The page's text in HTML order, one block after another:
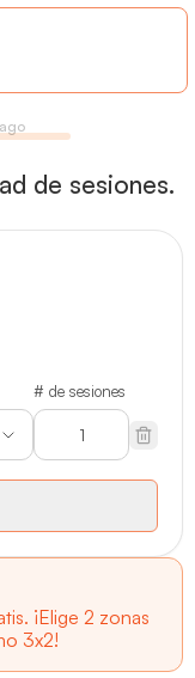
de sesiones.
# de sesiones
¡Elige 2 zonas
3x2!